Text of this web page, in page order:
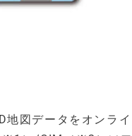
地図データをオンラ